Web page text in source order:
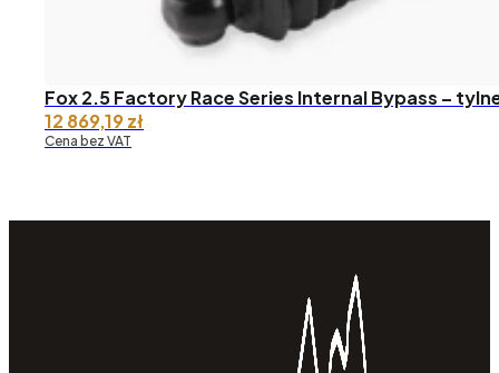
Fox 2.5 Factory Race Series Internal Bypass –
12 869,19zł
Cena bez VAT